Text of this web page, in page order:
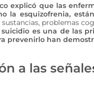
explicó que las
la esquizofrenia,
problemas
suicidio es una de las
prevenirlo han
a las